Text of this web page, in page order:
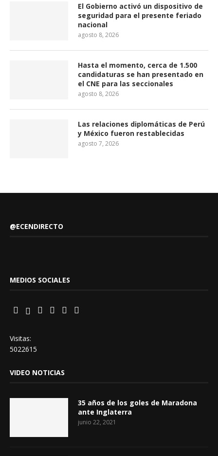
El Gobierno activó un dispositivo de
seguridad para el presente feriado
nacional
agosto 8, 2026
Hasta el momento, cerca de 1.500
candidaturas se han presentado en
el CNE para las seccionales
agosto 8, 2026
Las relaciones diplomáticas de Perú
y México fueron restablecidas
agosto 7, 2026
@ECENDIRECTO
MEDIOS SOCIALES
Visitas:
5022615
VIDEO NOTICIAS
35 años de los goles de Maradona
ante Inglaterra
junio 22, 2021